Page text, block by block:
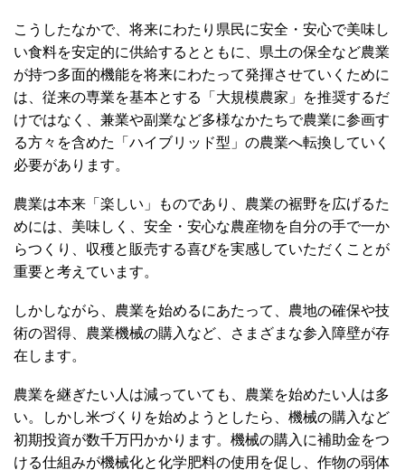
こうしたなかで、将来にわたり県民に安全・安心で美味し
い食料を安定的に供給するとともに、県土の保全など農業
が持つ多面的機能を将来にわたって発揮させていくために
は、従来の専業を基本とする「大規模農家」を推奨するだ
けではなく、兼業や副業など多様なかたちで農業に参画す
る方々を含めた「ハイブリッド型」の農業へ転換していく
必要があります。
農業は本来「楽しい」ものであり、農業の裾野を広げるた
めには、美味しく、安全・安心な農産物を自分の手で一か
らつくり、収穫と販売する喜びを実感していただくことが
重要と考えています。
しかしながら、農業を始めるにあたって、農地の確保や技
術の習得、農業機械の購入など、さまざまな参入障壁が存
在します。
農業を継ぎたい人は減っていても、農業を始めたい人は多
い。しかし米づくりを始めようとしたら、機械の購入など
初期投資が数千万円かかります。機械の購入に補助金をつ
ける仕組みが機械化と化学肥料の使用を促し、作物の弱体